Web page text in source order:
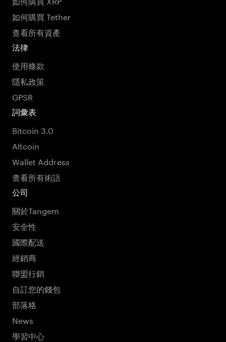
如何購買 Tether
查看所有資產
法律
使用條款
隱私政策
GPSR
詞彙表
Bitcoin 3.0
Altcoin
Wallet Address
查看所有術語
公司
關於Tangem
安全性
國際配送
經銷商
聯盟行銷
自訂您的錢包
部落格
News
學習中心